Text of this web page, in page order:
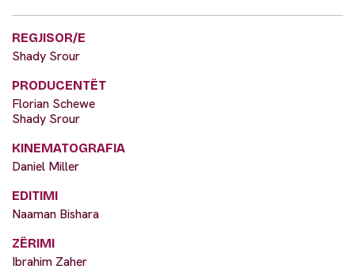
REGJISOR/E
Shady Srour
PRODUCENTËT
Florian Schewe
Shady Srour
KINEMATOGRAFIA
Daniel Miller
EDITIMI
Naaman Bishara
ZËRIMI
Ibrahim Zaher